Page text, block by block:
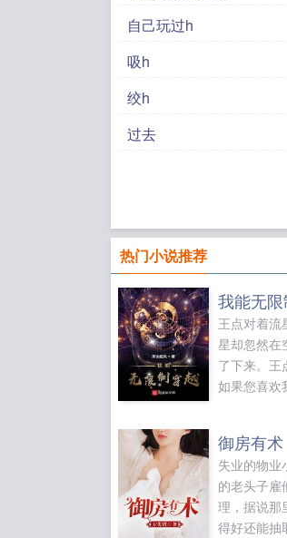
自己玩过h
吸h
绞h
过去
热门小说推荐
我能无
王点对着流
星却忽然在
了下来。王
如果您喜欢
御房有术
失业的物业
的老头子雇
理，据说那
得好还能抽